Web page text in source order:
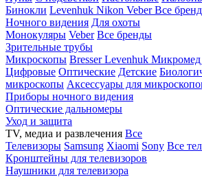
Бинокли Levenhuk Nikon VeberВсе
Ночного видения Для охоты
Монокуляры Veber Все бренды
Зрительные трубы
Микроскопы BresserLevenhuk Микромед
Цифровые Оптические Детские
микроскопы Аксессуары для
Приборы ночного видения
Оптические дальномеры
Уход и защита
TV, медиа и развлечения Все
Телевизоры Samsung Xiaomi Sony Все
Кронштейны для телевизоров
Наушники для телевизора